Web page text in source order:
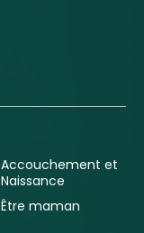
Accouchement et
Naissance
Être maman